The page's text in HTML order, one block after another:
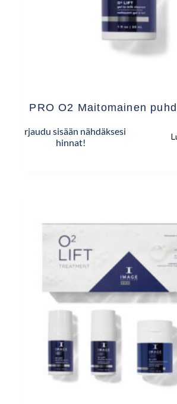
PRO O2 Maitomainen
Kirjaudu sisään nähdäksesi
hinnat!